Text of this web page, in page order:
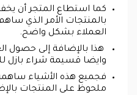
كما استطاع المتجر أن
بالمنتجات الأمر الذي
العملاء بشكل واضح.
هذا بالإضافة إلى حصول
وايضا قسيمة شراء بازل
فجميع هذه الأشياء
ملحوظ على المنتجات